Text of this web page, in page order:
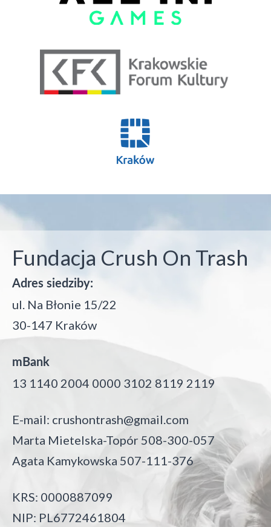
Fundacja Crush On Trash
Adres siedziby:
ul. Na Błonie 15/22
30-147 Kraków
mBank
13 1140 2004 0000 3102 8119 2119
E-mail: crushontrash@gmail.com
Marta Mietelska-Topór 508-300-057
Agata Kamykowska 507-111-376
KRS: 0000887099
NIP: PL6772461804